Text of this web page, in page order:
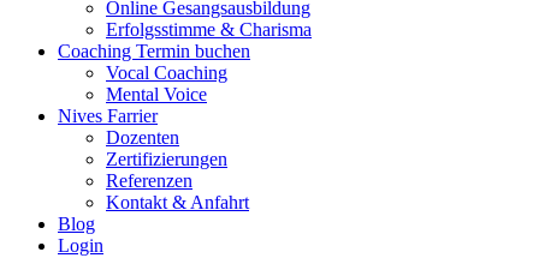
Online Gesangsausbildung
Erfolgsstimme & Charisma
Coaching Termin buchen
Vocal Coaching
Mental Voice
Nives Farrier
Dozenten
Zertifizierungen
Referenzen
Kontakt & Anfahrt
Blog
Login